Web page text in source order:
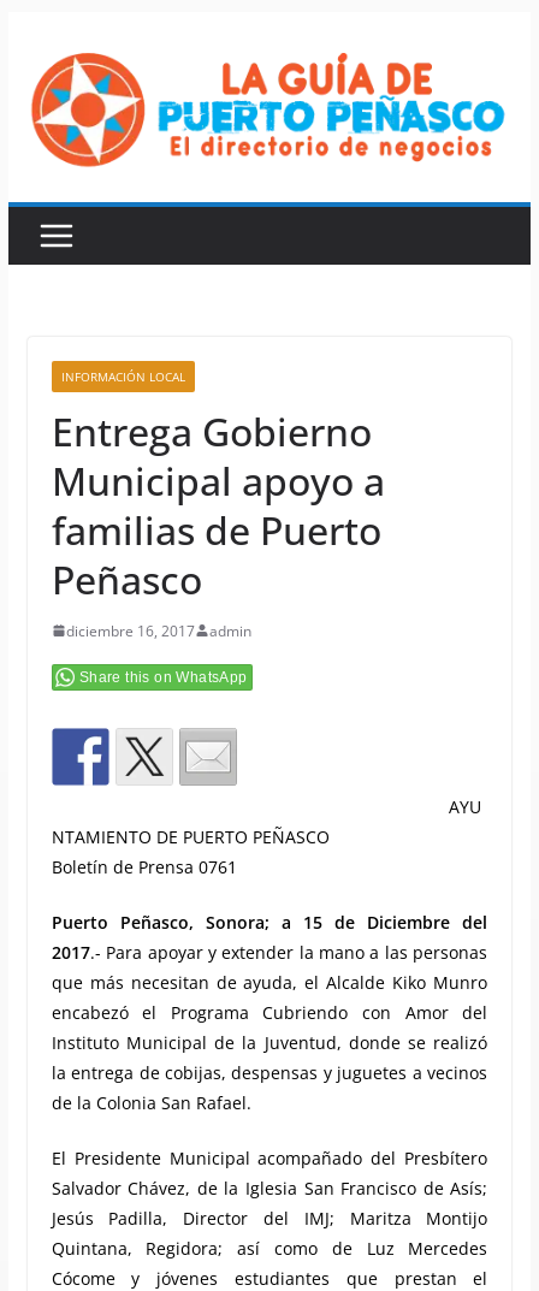
contenido
INFORMACIÓN LOCAL
Entrega Gobierno
Municipal apoyo a
familias de Puerto
Peñasco
diciembre 16, 2017 admin
Share this on WhatsApp
AYU
NTAMIENTO DE PUERTO PEÑASCO
Boletín de Prensa 0761
Puerto Peñasco, Sonora; a 15 de Diciembre del
2017.- Para apoyar y extender la mano a las personas
que más necesitan de ayuda, el Alcalde Kiko Munro
encabezó el Programa Cubriendo con Amor del
Instituto Municipal de la Juventud, donde se realizó
la entrega de cobijas, despensas y juguetes a vecinos
de la Colonia San Rafael.
El Presidente Municipal acompañado del Presbítero
Salvador Chávez, de la Iglesia San Francisco de Asís;
Jesús Padilla, Director del IMJ; Maritza Montijo
Quintana, Regidora; así como de Luz Mercedes
Cócome y jóvenes estudiantes que prestan el